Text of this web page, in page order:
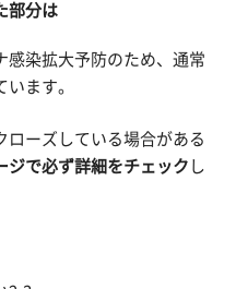
部分は
感染拡大予防のため、通常
ます。
ローズしている場合がある
ジで必ず詳細をチェック し